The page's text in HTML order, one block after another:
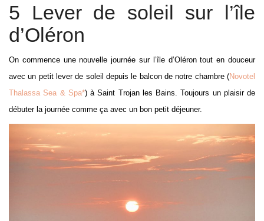
5 Lever de soleil sur l’île
d’Oléron
On commence une nouvelle journée sur l’île d’Oléron tout en douceur
avec un petit lever de soleil depuis le balcon de notre chambre (Novotel
Thalassa Sea & Spa*) à Saint Trojan les Bains. Toujours un plaisir de
débuter la journée comme ça avec un bon petit déjeuner.